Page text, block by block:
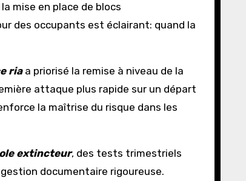
mise en place de blocs
des occupants est éclairant: quand la
riaa priorisé la remise à niveau de la
attaque plus rapide sur un départ
la maîtrise du risque dans les
extincteur, des tests trimestriels
documentaire rigoureuse.